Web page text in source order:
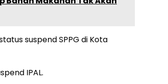
suspend SPPG di Kota
IPAL.